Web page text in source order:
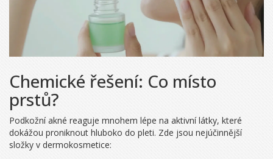
Chemické řešení: Co místo
prstů?
Podkožní akné reaguje mnohem lépe na aktivní látky, které
dokážou proniknout hluboko do pleti. Zde jsou nejúčinnější
složky v dermokosmetice: